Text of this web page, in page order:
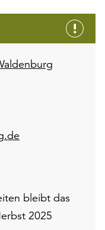
bleibt das
2025